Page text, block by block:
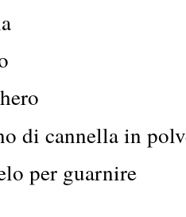
di cannella in
per guarnire